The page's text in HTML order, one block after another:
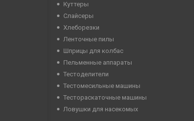
Куттеры
Слайсеры
Хлеборезки
Ленточные пилы
Шприцы для колбас
Пельменные аппараты
Тестоделители
Тестомесильные машины
Тестораскаточные машины
Ловушки для насекомых